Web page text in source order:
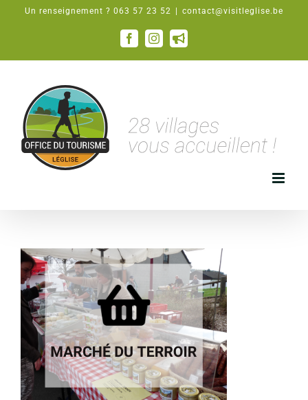
PasserUn renseignement ? 063 57 23 52 contact@visitleglise.be
Facebook
Instagram
Email